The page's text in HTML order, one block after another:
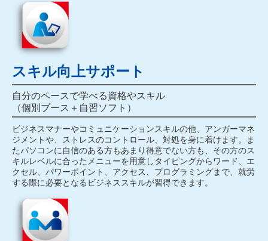
スキル向上サポート
自分のペースで学べる資格やスキル
（個別ブース＋自習ソフト）
ビジネスマナーやコミュニケーションスキルの他、アンガーマネ
ジメントや、ストレスのコントロール、対処を⾝に着けます。ま
たパソコンに⾃信のある⽅もあまり得意でない⽅も、その⽅のス
キルレベルに合ったメニューを⽤意しタイピングからワード、エ
クセル、パワーポイント、アクセス、プログラミングまで、就労
する際に必要となるビジネススキルが習得できます。